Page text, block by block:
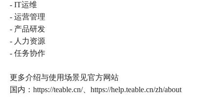
- IT运维
- 运营管理
- 产品研发
- 人力资源
- 任务协作
更多介绍与使用场景见官方网站
国内：https://teable.cn/、https://help.teable.cn/zh/about